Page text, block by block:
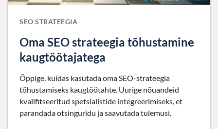
SEO STRATEEGIA
Oma SEO strateegia tõhustamine
kaugtöötajatega
Õppige, kuidas kasutada oma SEO-strateegia
tõhustamiseks kaugtöötahte. Uurige nõuandeid
kvalifitseeritud spetsialistide integreerimiseks, et
parandada otsinguridu ja saavutada tulemusi.